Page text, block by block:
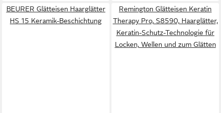
BEURER Glätteisen Haarglätter
HS 15 Keramik-Beschichtung
Remington Glätteisen Keratin
Therapy Pro, S8590, Haarglätter,
Keratin-Schutz-Technologie für
Locken, Wellen und zum Glätten